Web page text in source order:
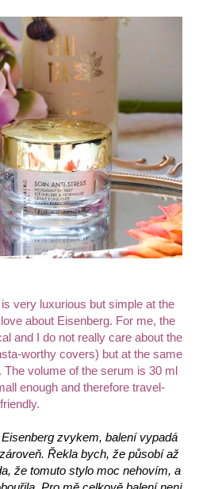
very luxurious but simple at the
about Eisenberg. For me, the
and I do not really care about the
worthy covers) but at the same
The volume of the serum is 30 ml
enough and therefore travel-
friendly.
zvykem, balení vypadá
Řekla bych, že působí až
že tomuto stylo moc nehovím, a